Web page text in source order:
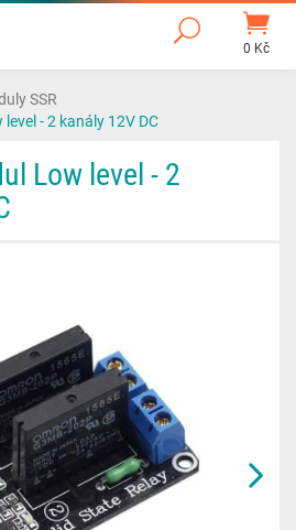
0 Kč
SSR
level - 2 kanály 12V DC
Low level - 2